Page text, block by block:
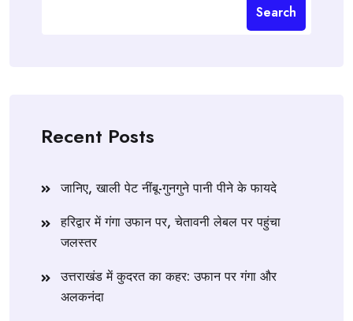
Search
Recent Posts
जानिए, खाली पेट नींबू-गुनगुने पानी पीने के फायदे
हरिद्वार में गंगा उफान पर, चेतावनी लेबल पर पहुंचा
जलस्तर
उत्तराखंड में कुदरत का कहर: उफान पर गंगा और
अलकनंदा